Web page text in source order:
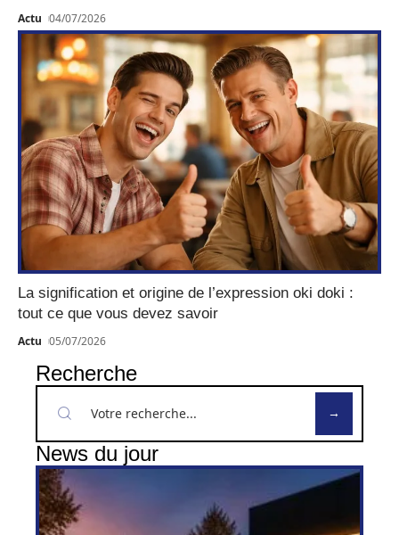
Actu 04/07/2026
La signification et origine de l’expression oki doki :
tout ce que vous devez savoir
Actu 05/07/2026
Recherche
News du jour